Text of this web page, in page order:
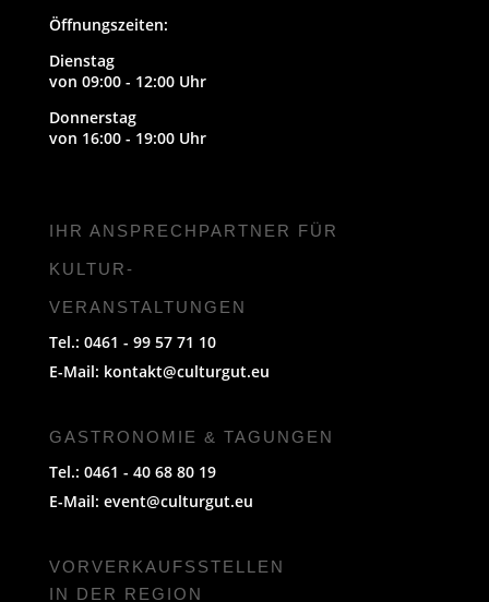
Öffnungszeiten:
Dienstag
von 09:00 - 12:00 Uhr
Donnerstag
von 16:00 - 19:00 Uhr
IHR ANSPRECHPARTNER FÜR
KULTUR-
VERANSTALTUNGEN
Tel.: 0461 - 99 57 71 10
E-Mail: kontakt@culturgut.eu
GASTRONOMIE & TAGUNGEN
Tel.: 0461 - 40 68 80 19
E-Mail: event@culturgut.eu
VORVERKAUFS­STELLEN
IN DER REGION